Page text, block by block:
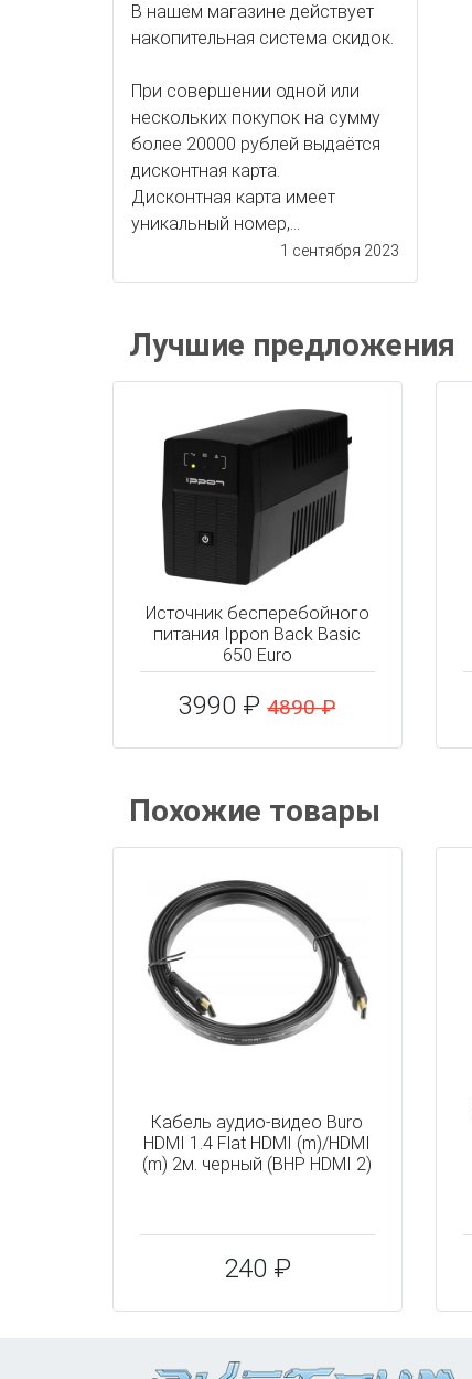
В нашем магазине действует
накопительная система скидок.
При совершении одной или
нескольких покупок на сумму
более 20000 рублей выдаётся
дисконтная карта.
Дисконтная карта имеет
уникальный номер,...
1 сентября 2023
Лучшие предложения
Источник бесперебойного
питания Ippon Back Basic
650 Euro
3990 ₽4890 ₽
Похожие товары
Кабель аудио-видео Buro
HDMI 1.4 Flat HDMI (m)/HDMI
(m) 2м. черный (BHP HDMI 2)
240 ₽